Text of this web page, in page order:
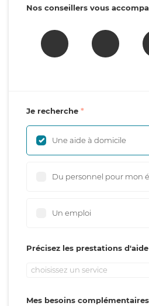
Nos conseillers vous
Je recherche
Une aide à domicile
Du personnel pour mon
Un emploi
Précisez les prestations
choisissez un service
Mes besoins complémentaires